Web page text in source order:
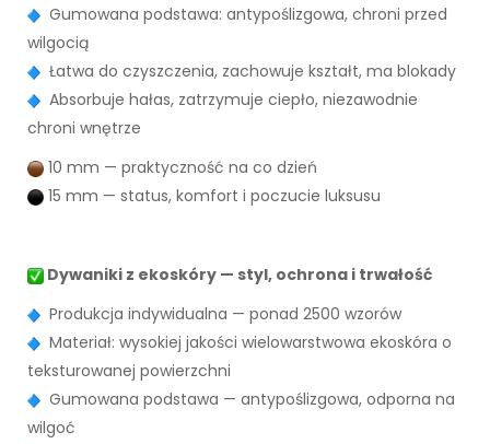
Gumowana podstawa: antypoślizgowa, chroni przed
wilgocią
Łatwa do czyszczenia, zachowuje kształt, ma blokady
Absorbuje hałas, zatrzymuje ciepło, niezawodnie
chroni wnętrze
10 mm — praktyczność na co dzień
15 mm — status, komfort i poczucie luksusu
Dywaniki z ekoskóry — styl, ochrona i trwałość
Produkcja indywidualna — ponad 2500 wzorów
Materiał: wysokiej jakości wielowarstwowa ekoskóra o
teksturowanej powierzchni
Gumowana podstawa — antypoślizgowa, odporna na
wilgoć